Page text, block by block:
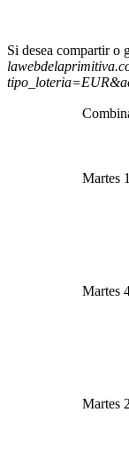
Si desea compartir o
Martes
Martes
Martes